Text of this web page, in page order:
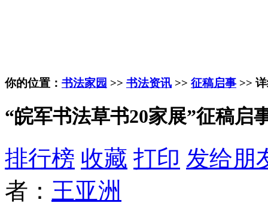
你的位置： 书法家园 >> 书法资讯 >> 征稿启事 >>
“皖军书法草书20家展”征稿启
排行榜 收藏 打印 发给朋
者： 王亚洲